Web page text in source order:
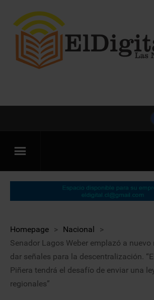
Homepage > Nacional
>
Senador Lagos Weber emplazó a
dar señales para la descentralización.
Piñera tendrá el desafío de enviar una
regionales”